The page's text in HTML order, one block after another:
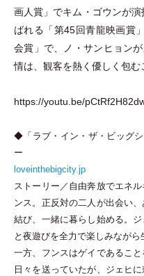
画人賞 」 でキム ・ ゴウンが
ばれる 「第45回青龍映画賞 」
会賞 」 で、ノ ・サンヒョン
情は、観客を熱く優しく包む
https://youtu.be/
◆ 「 ラブ ・ イン ・ ザ ・ ビッグ
ー
loveinthebigcity.jp
ストーリー／自由奔放でエネ
ンス。正反対の二人が出会い
結び、一緒に暮らし始める。
と夜遊びを全力で楽しみながら
一方、フンスはゲイであるこ
日々を送っていたが、ジェヒ